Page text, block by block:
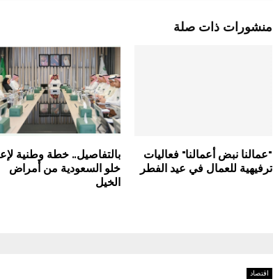
منشورات ذات صلة
"عمالنا نبض أعمالنا" فعاليات
ترفيهية للعمال في عيد الفطر
بالتفاصيل.. خطة وطنية
خلو السعودية من أمراض
الخيل
اقتصاد